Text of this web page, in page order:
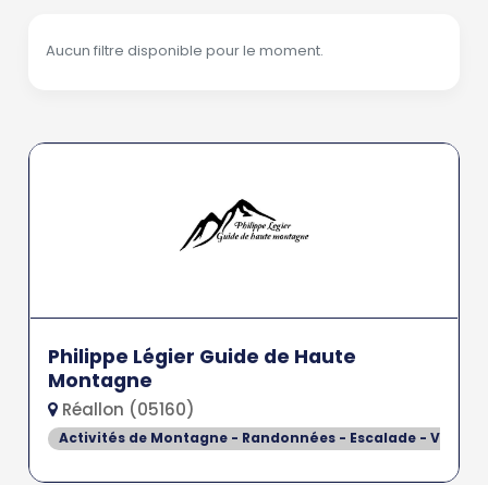
Aucun filtre disponible pour le moment.
Philippe Légier Guide de Haute
Montagne
Réallon (05160)
Activités de Montagne - Randonnées - Escalade - Via